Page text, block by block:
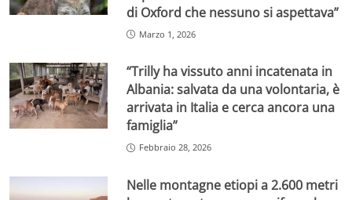
di Oxford che nessuno si aspettava”
Marzo 1, 2026
“Trilly ha vissuto anni incatenata in
Albania: salvata da una volontaria, è
arrivata in Italia e cerca ancora una
famiglia”
Febbraio 28, 2026
Nelle montagne etiopi a 2.600 metri